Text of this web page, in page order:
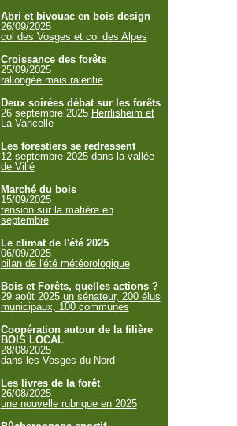
Abri et bivouac en bois design
26/09/2025
col des Vosges et col des Alpes
Croissance des forêts
25/09/2025
rallongée mais ralentie
Deux soirées débat sur les forêts
26 septembre 2025 Herrlisheim et
La Vancelle
Les forestiers se redressent
12 septembre 2025 dans la vallée
de Villé
Marché du bois
15/09/2025
tension sur la matière en
septembre
Le climat de l'été 2025
06/09/2025
bilan de l'été météorologique
Bois et Forêts, quelles actions ?
29 août 2025 un sénateur, 200 élus
municipaux, 100 communes
Coopération autour de la filière
BOIS LOCAL
28/08/2025
dans les Vosges du Nord
Les livres de la forêt
26/08/2025
une nouvelle rubrique en 2025